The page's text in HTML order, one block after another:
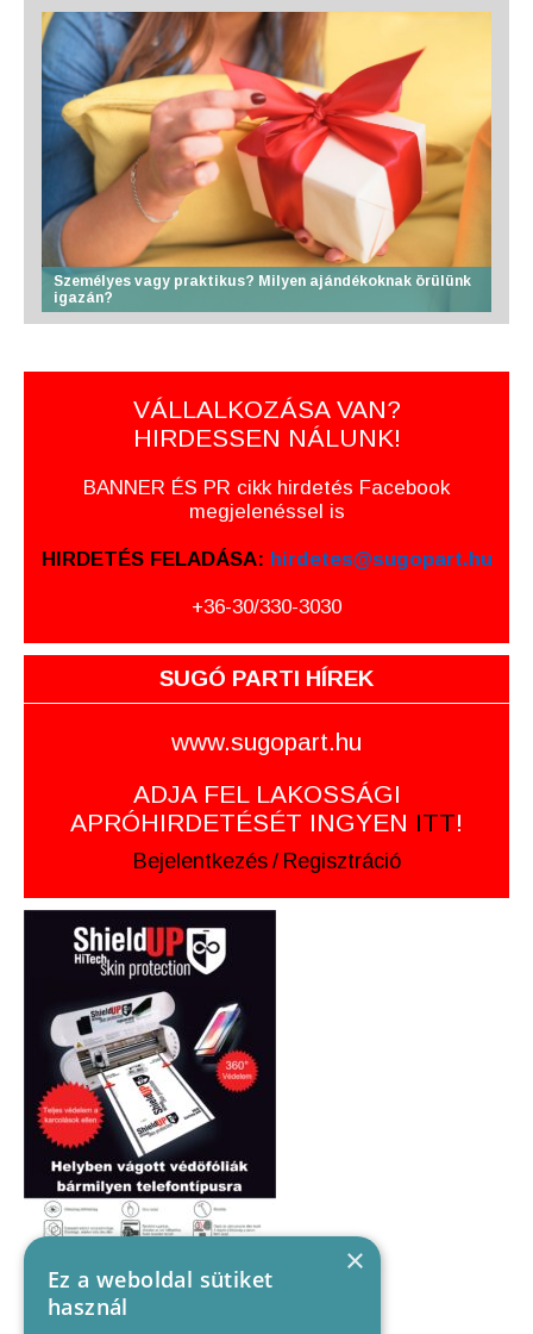
Személyes vagy praktikus? Milyen ajándékoknak örülünk
igazán?
VÁLLALKOZÁSA VAN?
HIRDESSEN NÁLUNK!
BANNER ÉS PR cikk hirdetés Facebook
megjelenéssel is
HIRDETÉS FELADÁSA: hirdetes@sugopart.hu
+36-30/330-3030
SUGÓ PARTI HÍREK
www.sugopart.hu
ADJA FEL LAKOSSÁGI
APRÓHIRDETÉSÉT INGYEN ITT!
Bejelentkezés / Regisztráció
×
Ez a weboldal sütiket
használ